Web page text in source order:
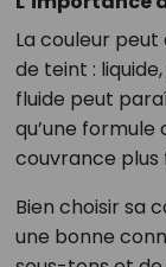
La couleur
de teint :
fluide peut
qu’une
couvrance plus
Bien choisir sa
une bonne